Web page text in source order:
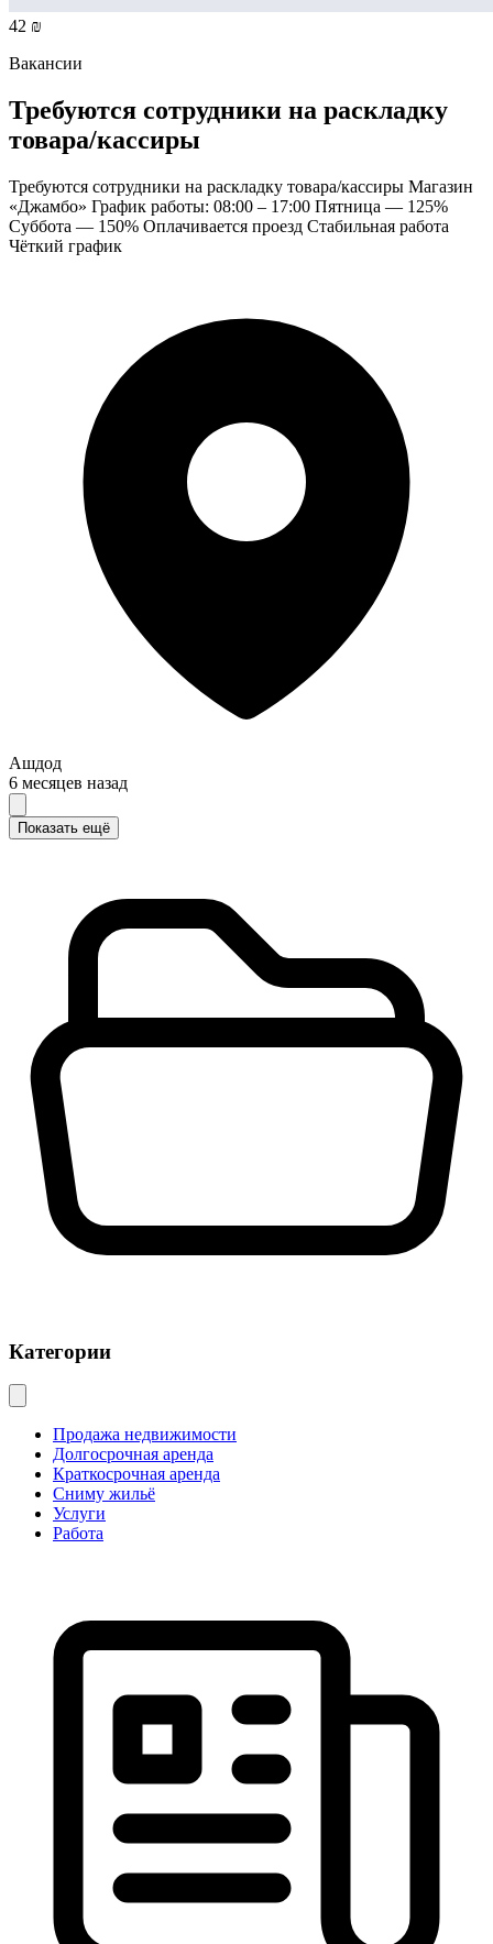
42 ₪
Вакансии
Требуются сотрудники на раскладку
товара/кассиры
Требуются сотрудники на раскладку товара/кассиры Магазин
«Джамбо» График работы: 08:00 – 17:00 Пятница — 125%
Суббота — 150% Оплачивается проезд Стабильная работа
Чёткий график
Ашдод
6 месяцев назад
Показать ещё
Категории
Продажа недвижимости
Долгосрочная аренда
Краткосрочная аренда
Сниму жильё
Услуги
Работа